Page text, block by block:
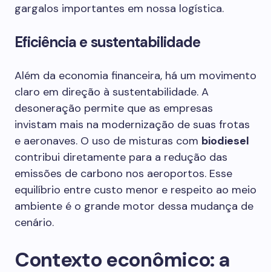
gargalos importantes em nossa logística.
Eficiência e sustentabilidade
Além da economia financeira, há um movimento
claro em direção à sustentabilidade. A
desoneração permite que as empresas
invistam mais na modernização de suas frotas
e aeronaves. O uso de misturas com biodiesel
contribui diretamente para a redução das
emissões de carbono nos aeroportos. Esse
equilíbrio entre custo menor e respeito ao meio
ambiente é o grande motor dessa mudança de
cenário.
Contexto econômico: a